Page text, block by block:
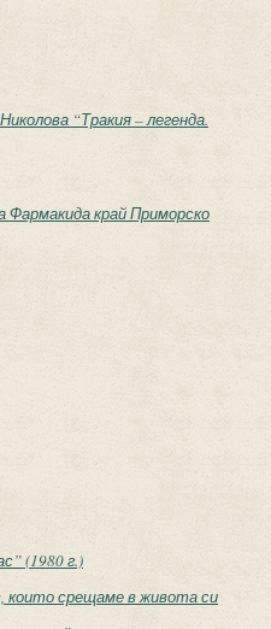
“Тракия – легенда.
край Приморско
(1980 г.)
които срещаме в живота си